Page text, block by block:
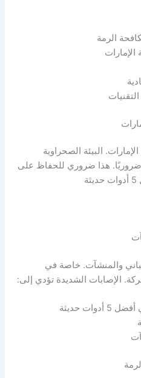
الرمة
البيئة الصحراوية
ضروريًا. هذا ضروري للحفاظ على
والمنشآت. خاصة في
الإصابات الشديدة تؤدي إلى:
حديثة